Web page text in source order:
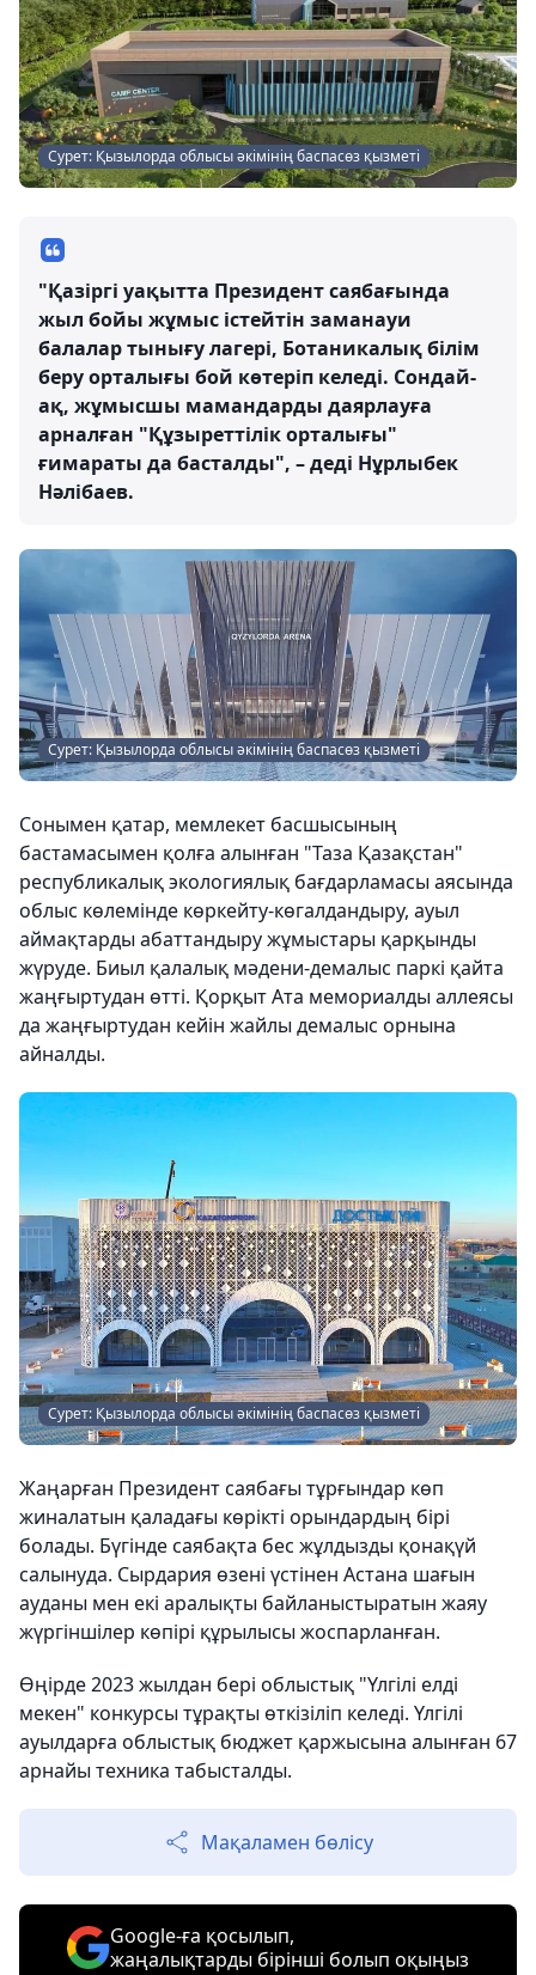
Сурет: Қызылорда облысы әкімінің баспасөз қызметі
"Қазіргі уақытта Президент саябағында
жыл бойы жұмыс істейтін заманауи
балалар тынығу лагері, Ботаникалық білім
беру орталығы бой көтеріп келеді. Сондай-
ақ, жұмысшы мамандарды даярлауға
арналған "Құзыреттілік орталығы"
ғимараты да басталды", – деді Нұрлыбек
Нәлібаев.
Сурет: Қызылорда облысы әкімінің баспасөз қызметі
Сонымен қатар, мемлекет басшысының
бастамасымен қолға алынған "Таза Қазақстан"
республикалық экологиялық бағдарламасы аясында
облыс көлемінде көркейту-көгалдандыру, ауыл
аймақтарды абаттандыру жұмыстары қарқынды
жүруде. Биыл қалалық мәдени-демалыс паркі қайта
жаңғыртудан өтті. Қорқыт Ата мемориалды аллеясы
да жаңғыртудан кейін жайлы демалыс орнына
айналды.
Сурет: Қызылорда облысы әкімінің баспасөз қызметі
Жаңарған Президент саябағы тұрғындар көп
жиналатын қаладағы көрікті орындардың бірі
болады. Бүгінде саябақта бес жұлдызды қонақүй
салынуда. Сырдария өзені үстінен Астана шағын
ауданы мен екі аралықты байланыстыратын жаяу
жүргіншілер көпірі құрылысы жоспарланған.
Өңірде 2023 жылдан бері облыстық "Үлгілі елді
мекен" конкурсы тұрақты өткізіліп келеді. Үлгілі
ауылдарға облыстық бюджет қаржысына алынған 67
арнайы техника табысталды.
Мақаламен бөлісу
Google-ға қосылып,
жаңалықтарды бірінші болып оқыңыз